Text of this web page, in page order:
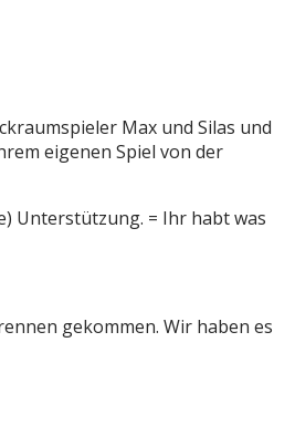
Max und Silas und
eigenen Spiel von der
Unterstützung. = Ihr habt was
gekommen. Wir haben es